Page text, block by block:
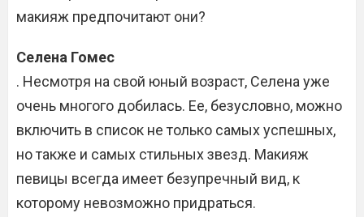
макияж предпочитают они?
Селена Гомес
. Несмотря на свой юный возраст, Селена уже
очень многого добилась. Ее, безусловно, можно
включить в список не только самых успешных,
но также и самых стильных звезд. Макияж
певицы всегда имеет безупречный вид, к
которому невозможно придраться.